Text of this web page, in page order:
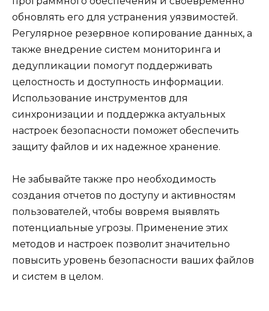
обновлять его для устранения уязвимостей.
Регулярное резервное копирование данных, а
также внедрение систем мониторинга и
дедупликации помогут поддерживать
целостность и доступность информации.
Использование инструментов для
синхронизации и поддержка актуальных
настроек безопасности поможет обеспечить
защиту файлов и их надежное хранение.
Не забывайте также про необходимость
создания отчетов по доступу и активностям
пользователей, чтобы вовремя выявлять
потенциальные угрозы. Применение этих
методов и настроек позволит значительно
повысить уровень безопасности ваших файлов
и систем в целом.